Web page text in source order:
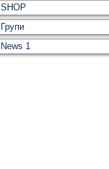
SHOP
Групи
News 1